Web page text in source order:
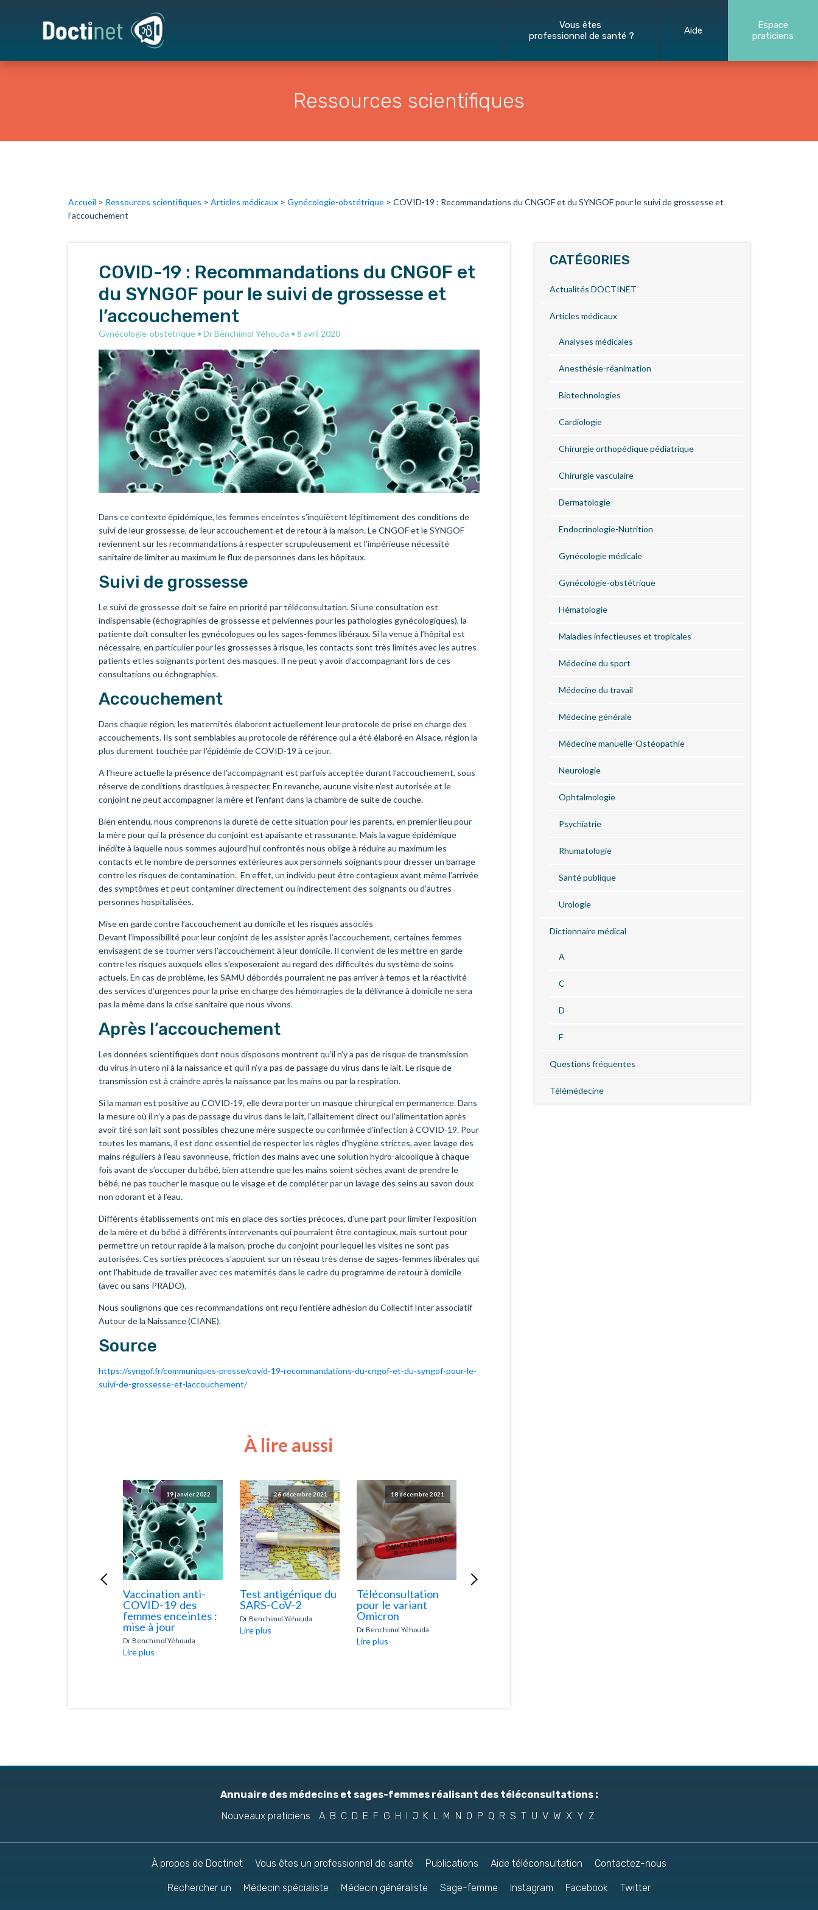
Vous êtes
professionnel de santé ?
Aide
Espace
praticiens
Ressources scientifiques
Accueil > Ressources scientifiques > Articles médicaux > Gynécologie-obstétrique > COVID-19 : Recommandations du CNGOF et du SYNGOF pour le suivi de grossesse et
l’accouchement
COVID-19 : Recommandations du CNGOF et
du SYNGOF pour le suivi de grossesse et
l’accouchement
Gynécologie-obstétrique • Dr Benchimol Yéhouda • 8 avril 2020
Dans ce contexte épidémique, les femmes enceintes s’inquiètent légitimement des conditions de
suivi de leur grossesse, de leur accouchement et de retour à la maison. Le CNGOF et le SYNGOF
reviennent sur les recommandations à respecter scrupuleusement et l’impérieuse nécessité
sanitaire de limiter au maximum le flux de personnes dans les hôpitaux.
Suivi de grossesse
Le suivi de grossesse doit se faire en priorité par téléconsultation. Si une consultation est
indispensable (échographies de grossesse et pelviennes pour les pathologies gynécologiques), la
patiente doit consulter les gynécologues ou les sages-femmes libéraux. Si la venue à l’hôpital est
nécessaire, en particulier pour les grossesses à risque, les contacts sont très limités avec les autres
patients et les soignants portent des masques. Il ne peut y avoir d’accompagnant lors de ces
consultations ou échographies.
Accouchement
Dans chaque région, les maternités élaborent actuellement leur protocole de prise en charge des
accouchements. Ils sont semblables au protocole de référence qui a été élaboré en Alsace, région la
plus durement touchée par l’épidémie de COVID-19 à ce jour.
A l’heure actuelle la présence de l’accompagnant est parfois acceptée durant l’accouchement, sous
réserve de conditions drastiques à respecter. En revanche, aucune visite n’est autorisée et le
conjoint ne peut accompagner la mère et l’enfant dans la chambre de suite de couche.
Bien entendu, nous comprenons la dureté de cette situation pour les parents, en premier lieu pour
la mère pour qui la présence du conjoint est apaisante et rassurante. Mais la vague épidémique
inédite à laquelle nous sommes aujourd’hui confrontés nous oblige à réduire au maximum les
contacts et le nombre de personnes extérieures aux personnels soignants pour dresser un barrage
contre les risques de contamination. En effet, un individu peut être contagieux avant même l’arrivée
des symptômes et peut contaminer directement ou indirectement des soignants ou d’autres
personnes hospitalisées.
Mise en garde contre l’accouchement au domicile et les risques associés
Devant l’impossibilité pour leur conjoint de les assister après l’accouchement, certaines femmes
envisagent de se tourner vers l’accouchement à leur domicile. Il convient de les mettre en garde
contre les risques auxquels elles s’exposeraient au regard des difficultés du système de soins
actuels. En cas de problème, les SAMU débordés pourraient ne pas arriver à temps et la réactivité
des services d’urgences pour la prise en charge des hémorragies de la délivrance à domicile ne sera
pas la même dans la crise sanitaire que nous vivons.
Après l’accouchement
Les données scientifiques dont nous disposons montrent qu’il n’y a pas de risque de transmission
du virus in utero ni à la naissance et qu’il n’y a pas de passage du virus dans le lait. Le risque de
transmission est à craindre après la naissance par les mains ou par la respiration.
Si la maman est positive au COVID-19, elle devra porter un masque chirurgical en permanence. Dans
la mesure où il n’y a pas de passage du virus dans le lait, l’allaitement direct ou l’alimentation après
avoir tiré son lait sont possibles chez une mère suspecte ou confirmée d’infection à COVID-19. Pour
toutes les mamans, il est donc essentiel de respecter les règles d’hygiène strictes, avec lavage des
mains réguliers à l’eau savonneuse, friction des mains avec une solution hydro-alcoolique à chaque
fois avant de s’occuper du bébé, bien attendre que les mains soient sèches avant de prendre le
bébé, ne pas toucher le masque ou le visage et de compléter par un lavage des seins au savon doux
non odorant et à l’eau.
Différents établissements ont mis en place des sorties précoces, d’une part pour limiter l’exposition
de la mère et du bébé à différents intervenants qui pourraient être contagieux, mais surtout pour
permettre un retour rapide à la maison, proche du conjoint pour lequel les visites ne sont pas
autorisées. Ces sorties précoces s’appuient sur un réseau très dense de sages-femmes libérales qui
ont l’habitude de travailler avec ces maternités dans le cadre du programme de retour à domicile
(avec ou sans PRADO).
Nous soulignons que ces recommandations ont reçu l’entière adhésion du Collectif Inter associatif
Autour de la Naissance (CIANE).
Source
https://syngof.fr/communiques-presse/covid-19-recommandations-du-cngof-et-du-syngof-pour-le-
suivi-de-grossesse-et-laccouchement/
À lire aussi
19 janvier 2022
Vaccination anti-
COVID-19 des
femmes enceintes :
mise à jour
Dr Benchimol Yéhouda
Lire plus
26 décembre 2021
Test antigénique du
SARS-CoV-2
Dr Benchimol Yéhouda
Lire plus
18 décembre 2021
Téléconsultation
pour le variant
Omicron
Dr Benchimol Yéhouda
Lire plus
CATÉGORIES
Actualités DOCTINET
Articles médicaux
Analyses médicales
Anesthésie-réanimation
Biotechnologies
Cardiologie
Chirurgie orthopédique pédiatrique
Chirurgie vasculaire
Dermatologie
Endocrinologie-Nutrition
Gynécologie médicale
Gynécologie-obstétrique
Hématologie
Maladies infectieuses et tropicales
Médecine du sport
Médecine du travail
Médecine générale
Médecine manuelle-Ostéopathie
Neurologie
Ophtalmologie
Psychiatrie
Rhumatologie
Santé publique
Urologie
Dictionnaire médical
A
C
D
F
Questions fréquentes
Télémédecine
Annuaire des médecins et sages-femmes réalisant des téléconsultations :
Nouveaux praticiens
A B C D E F G H J K L M N O P Q R S T U V W X Y Z
À propos de Doctinet Vous êtes un professionnel de santé Publications Aide téléconsultation Contactez-nous
Rechercher un Médecin spécialiste Médecin généraliste Sage-femme Instagram Facebook Twitter